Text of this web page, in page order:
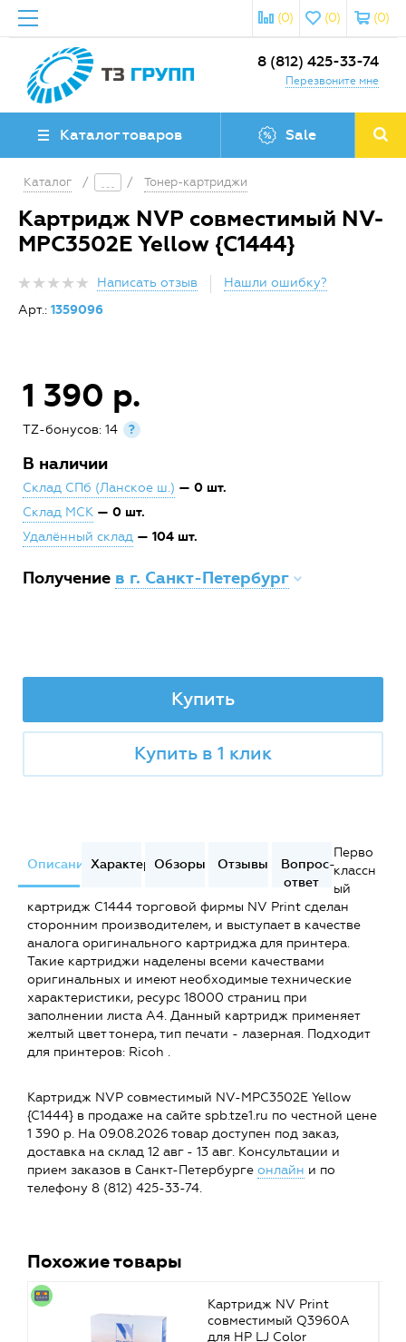
(0)
(0)
(0)
8 (812) 425-33-74
Перезвоните мне
Каталог товаров Sale
Каталог / / Тонер-картриджи
Картридж NVP совместимый NV-
MPC3502E Yellow {C1444}
Написать отзыв
Нашли ошибку?
Арт.: 1359096
1 390 р.
TZ-бонусов: 14 ?
В наличии
Склад СПб (Ланское ш.) — 0 шт.
Склад МСК — 0 шт.
Удалённый склад — 104 шт.
Получение в г. Санкт-Петербург
Купить
Купить в 1 клик
ОписаниеХарактеристики
Обзоры Отзывы
Вопрос-
ответ
Перво
классн
ый
картридж C1444 торговой фирмы NV Print сделан
сторонним производителем, и выступает в качестве
аналога оригинального картриджа для принтера.
Такие картриджи наделены всеми качествами
оригинальных и имеют необходимые технические
характеристики, ресурс 18000 страниц при
заполнении листа А4. Данный картридж применяет
желтый цвет тонера, тип печати - лазерная. Подходит
для принтеров: Ricoh .
Картридж NVP совместимый NV-MPC3502E Yellow
{C1444} в продаже на сайте spb.tze1.ru по честной цене
1 390 р. На 09.08.2026 товар доступен под заказ,
доставка на склад 12 авг - 13 авг. Консультации и
прием заказов в Санкт-Петербурге онлайн и по
телефону 8 (812) 425-33-74.
Похожие товары
Картридж NV Print
совместимый Q3960A
для HP LJ Color